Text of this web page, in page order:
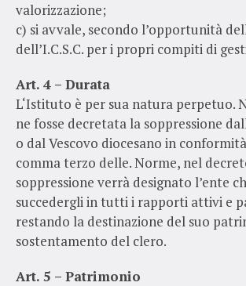
valorizzazione;
c) si avvale, secondo l’opportunità
dell’I.C.S.C. per i propri compiti di
Art. 4 – Durata
L‘Istituto è per sua natura perpetuo.
ne fosse decretata la soppressione
o dal Vescovo diocesano in
comma terzo delle. Norme, nel
soppressione verrà designato l’ente
succedergli in tutti i rapporti attivi e
restando la destinazione del suo
sostentamento del clero.
Art. 5 – Patrimonio